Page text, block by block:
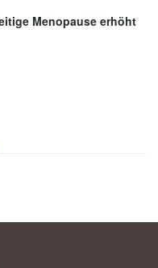
Menopause erhöht